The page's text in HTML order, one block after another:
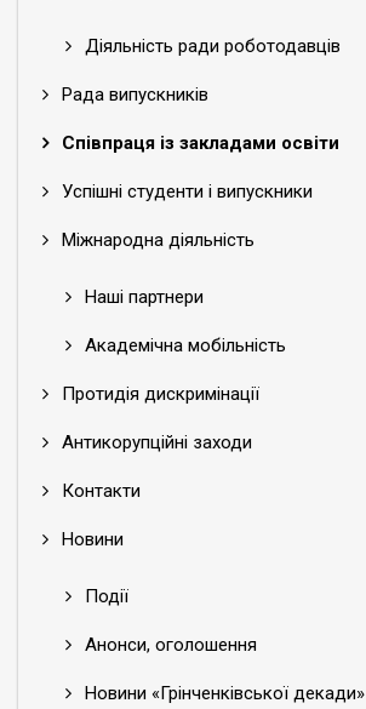
Діяльність ради роботодавців
Рада випускників
Співпраця із закладами освіти
Успішні студенти і випускники
Міжнародна діяльність
Наші партнери
Академічна мобільність
Протидія дискримінації
Антикорупційні заходи
Контакти
Новини
Події
Анонси, оголошення
Новини «Грінченківської декади»